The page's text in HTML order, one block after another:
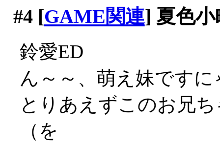
#4[GAME関連] 夏色小
鈴愛ED
ん～～、萌え妹です
とりあえずこのお兄
（を